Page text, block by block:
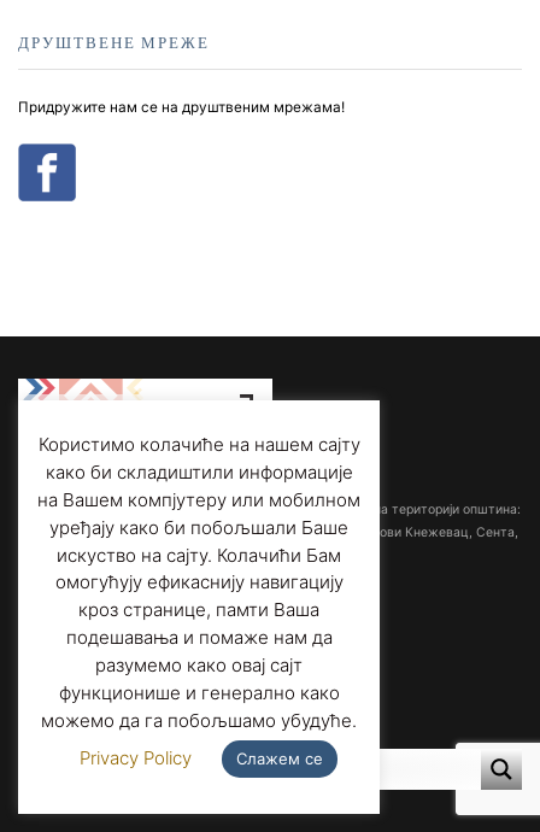
ДРУШТВЕНЕ МРЕЖЕ
Придружите нам се на друштвеним мрежама!
Међуопштински завод за заштиту споменика културе
са седиштем у Суботици обрађује споменичку баштину на територији општина:
Ада-Мол, Бачка Топола, Кањижа, Кикинда, Мали Иђош, Нови Кнежевац, Сента,
Суботица и Чока.
Трг слободе 1/3,
24000 Суботица, Србија
+381 (0)24 556 901
: +381 (0)24 557 606
Е-пошта: office@heritage-su.org.rs
Користимо колачиће на нашем сајту
како би складиштили информације
на Вашем компјутеру или мобилном
уређају како би побољшали Баше
искуство на сајту. Колачићи Бам
омогућују ефикаснију навигацију
кроз странице, памти Ваша
подешавања и помаже нам да
разумемо како овај сајт
функционише и генерално како
можемо да га побољшамо убудуће.
Privacy Policy
Слажем се